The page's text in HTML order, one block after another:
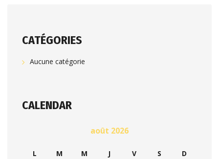
CATÉGORIES
Aucune catégorie
CALENDAR
août 2026
L M M J V S D